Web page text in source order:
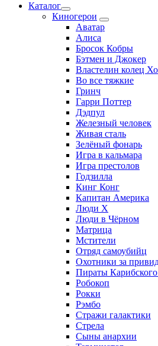
Каталог
Киногерои
Аватар
Алиса
Бросок Кобры
Бэтмен и Джокер
Властелин колец
Во все тяжкие
Гринч
Гарри Поттер
Дэдпул
Железный человек
Живая сталь
Зелёный фонарь
Игра в кальмара
Игра престолов
Годзилла
Кинг Конг
Капитан Америка
Люди X
Люди в Чёрном
Матрица
Мстители
Отряд самоубийц
Охотники за
Пираты
Робокоп
Рокки
Рэмбо
Стражи галактики
Стрела
Сыны анархии